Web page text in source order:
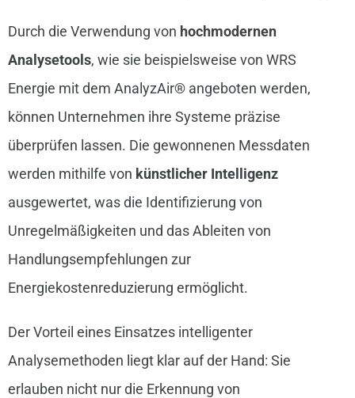
Durch die Verwendung von hochmodernen
Analysetools, wie sie beispielsweise von WRS
Energie mit dem AnalyzAir® angeboten werden,
können Unternehmen ihre Systeme präzise
überprüfen lassen. Die gewonnenen Messdaten
werden mithilfe von künstlicher Intelligenz
ausgewertet, was die Identifizierung von
Unregelmäßigkeiten und das Ableiten von
Handlungsempfehlungen zur
Energiekostenreduzierung ermöglicht.
Der Vorteil eines Einsatzes intelligenter
Analysemethoden liegt klar auf der Hand: Sie
erlauben nicht nur die Erkennung von